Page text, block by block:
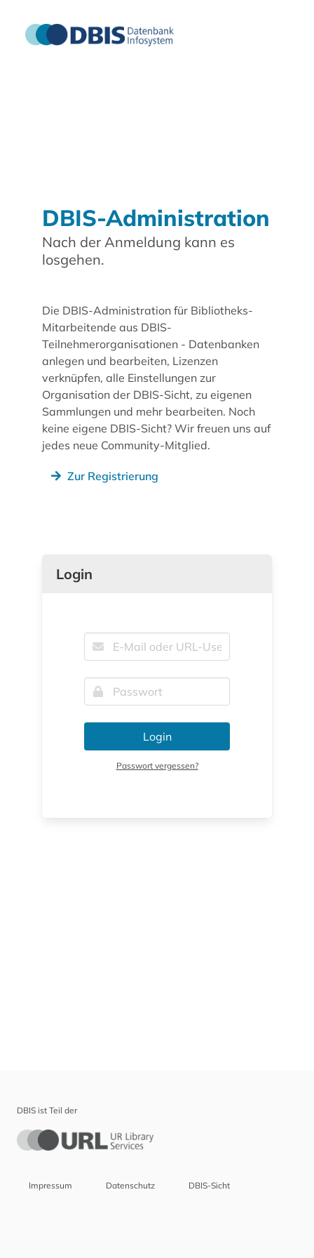
DBIS-Administration
Nach der Anmeldung kann es
losgehen.
Die DBIS-Administration für Bibliotheks-
Mitarbeitende aus DBIS-
Teilnehmerorganisationen - Datenbanken
anlegen und bearbeiten, Lizenzen
verknüpfen, alle Einstellungen zur
Organisation der DBIS-Sicht, zu eigenen
Sammlungen und mehr bearbeiten. Noch
keine eigene DBIS-Sicht? Wir freuen uns auf
jedes neue Community-Mitglied.
Zur Registrierung
Login
Login
Passwort vergessen?
DBIS ist Teil der
Impressum Datenschutz DBIS-Sicht